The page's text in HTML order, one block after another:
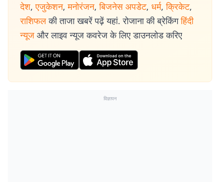
देश, एजुकेशन, मनोरंजन, बिजनेस अपडेट, धर्म, क्रिकेट,
राशिफल की ताजा खबरें पढ़ें यहां. रोजाना की ब्रेकिंग हिंदी
न्यूज और लाइव न्यूज कवरेज के लिए डाउनलोड करिए
विज्ञापन